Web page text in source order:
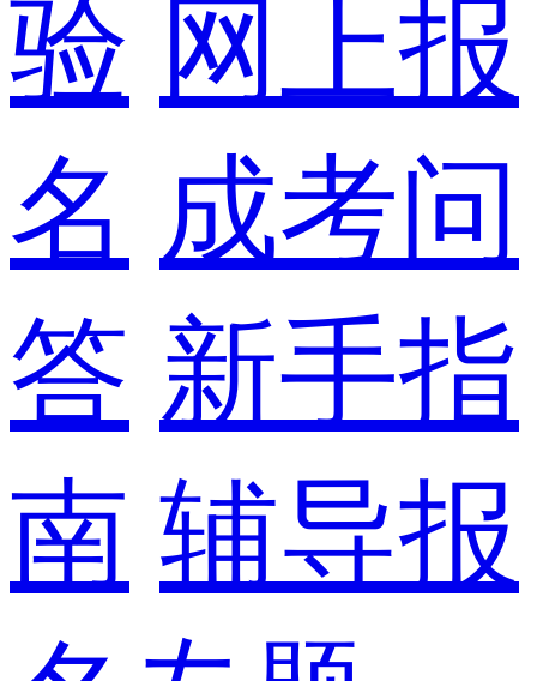
验 网上报
名 成考问
答 新手指
南 辅导报